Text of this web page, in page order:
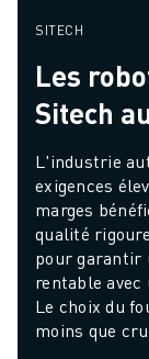
SITECH
Les
Sitech
L'industrie
exigences
marges
qualité
pour garantir
rentable avec
Le choix du
moins que